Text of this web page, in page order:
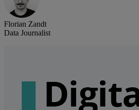
Florian Zandt
Data Journalist